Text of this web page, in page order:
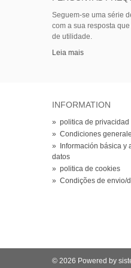
Seguem-se uma série
com a sua resposta
de utilidade.
Leia mais
INFORMATION
» politica de privacidad
» Condiciones
» Información básica y
datos
» politica de cookies
» Condições de envio/
© 2026 Powered by